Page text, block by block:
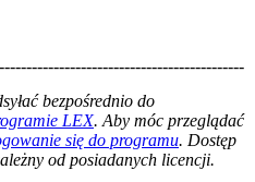
bezpośrednio do
LEX. Aby móc przeglądać
się do programu. Dostęp
od posiadanych licencji.